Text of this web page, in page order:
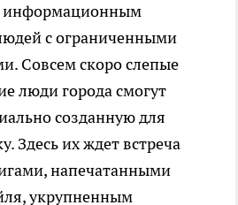
информационным
с ограниченными
Совсем скоро слепые
люди города смогут
созданную для
Здесь их ждет встреча
напечатанными
укрупненным